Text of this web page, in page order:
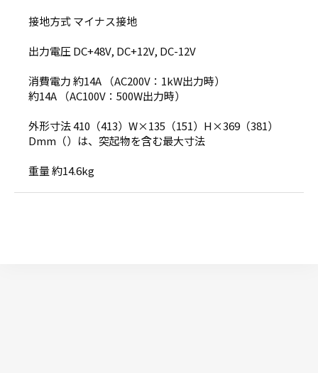
接地方式 マイナス接地
出力電圧 DC+48V, DC+12V, DC-12V
消費電力 約14A （AC200V：1kW出力時）
約14A （AC100V：500W出力時）
外形寸法 410（413）W×135（151）H×369（381）
Dmm（）は、突起物を含む最大寸法
重量 約14.6kg